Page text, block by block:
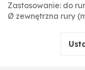
Zastosowanie: do
Ø zewnętrzna rury